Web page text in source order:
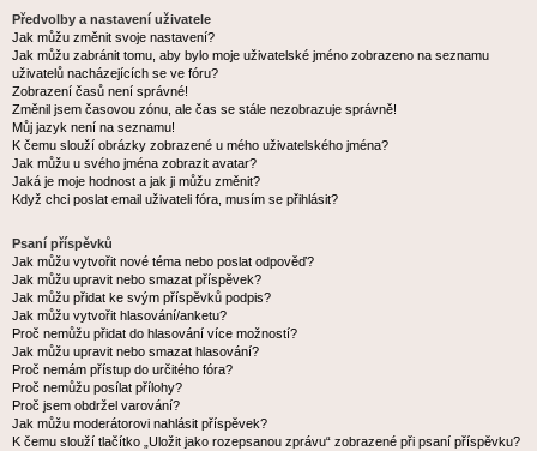
Předvolby a nastavení uživatele
Jak můžu změnit svoje nastavení?
Jak můžu zabránit tomu, aby bylo moje uživatelské jméno zobrazeno na seznamu
uživatelů nacházejících se ve fóru?
Zobrazení časů není správné!
Změnil jsem časovou zónu, ale čas se stále nezobrazuje správně!
Můj jazyk není na seznamu!
K čemu slouží obrázky zobrazené u mého uživatelského jména?
Jak můžu u svého jména zobrazit avatar?
Jaká je moje hodnost a jak ji můžu změnit?
Když chci poslat email uživateli fóra, musím se přihlásit?
Psaní příspěvků
Jak můžu vytvořit nové téma nebo poslat odpověď?
Jak můžu upravit nebo smazat příspěvek?
Jak můžu přidat ke svým příspěvků podpis?
Jak můžu vytvořit hlasování/anketu?
Proč nemůžu přidat do hlasování více možností?
Jak můžu upravit nebo smazat hlasování?
Proč nemám přístup do určitého fóra?
Proč nemůžu posílat přílohy?
Proč jsem obdržel varování?
Jak můžu moderátorovi nahlásit příspěvek?
K čemu slouží tlačítko „Uložit jako rozepsanou zprávu“ zobrazené při psaní příspěvku?